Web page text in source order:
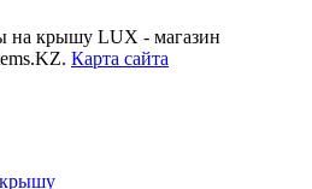
на крышу LUX - магазин
Карта сайта